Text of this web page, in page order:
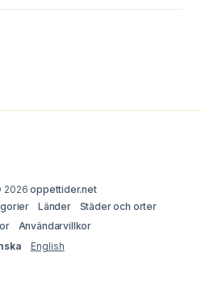
2026oppettider.net
Länder
Städer och orter
Användarvillkor
English